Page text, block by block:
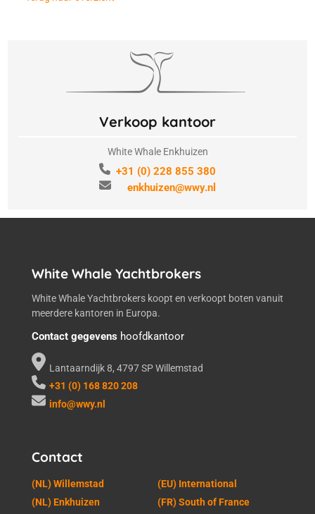
Verkoop kantoor
White Whale Enkhuizen
+31 (0) 228 855 380
enkhuizen@wwy.nl
White Whale Yachtbrokers
White Whale Yachtbrokers koopt en verkoopt boten vanuit
meerdere kantoren in Europa.
Contact gegevens hoofdkantoor
Lantaarndijk 8, 4797 SP Willemstad
+31 (0) 168 820 208
info@wwy.nl
Contact
(NL) Willemstad
(NL) Enkhuizen
(EU) International
(FR) South of France